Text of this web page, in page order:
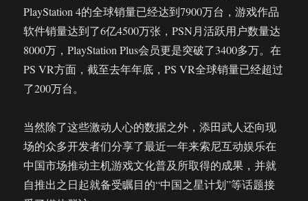
PlayStation 4的全球销量已经达到7900万台，游戏作品
软件销量达到了6亿4500万张，PSN月活跃用户数量达
8000万，PlayStation Plus会员更是突破了3400多万。在
PS VR方面，截至去年年底，PS VR全球销量已经超过
了200万台。
当然除了这些激动人心的数据之外，添田武人还向现
场的众多开发者们分享了最近一年来索尼互动娱乐在
中国市场推动主机游戏文化普及所取得的成果，并就
自推出之日起就备受瞩目的“中国之星计划”等话题接